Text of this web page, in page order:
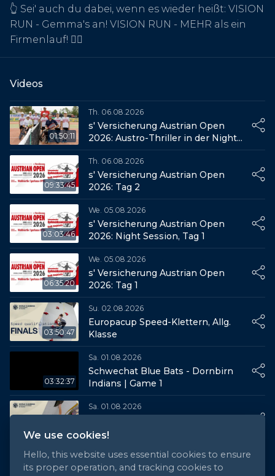
👆 Sei' auch du dabei, wenn es wieder heißt: VISION
RUN - Gemma's an! VISION RUN - MEHR als ein
Firmenlauf! 🏃‍♀️
Videos
01:50:11
Th. 06.08.2026
s' Versicherung Austrian Open
2026: Austro-Thriller in der Night
Session
09:33:45
Th. 06.08.2026
s' Versicherung Austrian Open
2026: Tag 2
03:03:46
We. 05.08.2026
s' Versicherung Austrian Open
2026: Night Session, Tag 1
06:35:20
We. 05.08.2026
s' Versicherung Austrian Open
2026: Tag 1
03:50:47
Su. 02.08.2026
Europacup Speed-Klettern, Allg.
Klasse
03:32:37
Sa. 01.08.2026
Schwechat Blue Bats - Dornbirn
Indians | Game 1
Sa. 01.08.2026
Su. 26.07.2026
Ladies Open Amstetten 2026: Das
We use cookies!
Hello, this website uses essential cookies to ensure
its proper operation, and tracking cookies to